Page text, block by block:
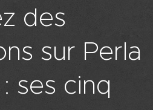
des
sur Perla
ses cinq